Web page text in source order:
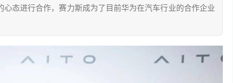
态进行合作，赛力斯成为了目前华为在汽车行业的合作企业